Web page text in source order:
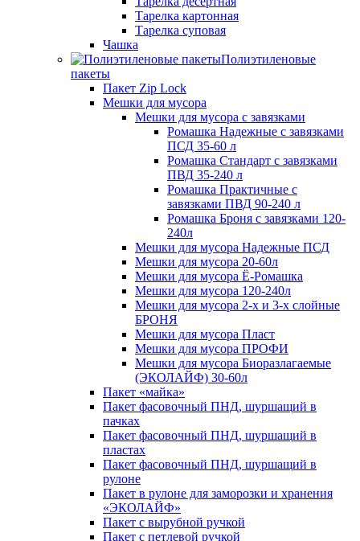
Тарелка картонная
Тарелка суповая
Чашка
Полиэтиленовые
пакеты
Пакет Zip Lock
Мешки для мусора
Мешки для мусора с завязками
Ромашка Надежные с завязками
ПСД 35-60 л
Ромашка Стандарт с завязками
ПВД 35-240 л
Ромашка Практичные с
завязками ПВД 90-240 л
Ромашка Броня с завязками 120-
240л
Мешки для мусора Надежные ПСД
Мешки для мусора 20-60л
Мешки для мусора Ё-Ромашка
Мешки для мусора 120-240л
Мешки для мусора 2-х и 3-х слойные
БРОНЯ
Мешки для мусора Пласт
Мешки для мусора ПРОФИ
Мешки для мусора Биоразлагаемые
(ЭКОЛАЙФ) 30-60л
Пакет «майка»
Пакет фасовочный ПНД, шуршащий в
пачках
Пакет фасовочный ПНД, шуршащий в
пластах
Пакет фасовочный ПНД, шуршащий в
рулоне
Пакет в рулоне для заморозки и хранения
«ЭКОЛАЙФ»
Пакет с вырубной ручкой
Пакет с петлевой ручкой